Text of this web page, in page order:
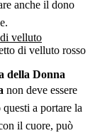
anche il dono
di velluto rosso
della Donna
non deve essere
a portare la
il cuore, può